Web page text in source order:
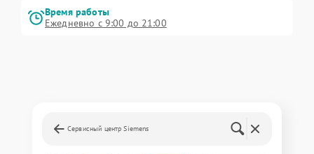
Время работы
Ежедневно с 9:00 до 21:00
Сервисный центр Siemens